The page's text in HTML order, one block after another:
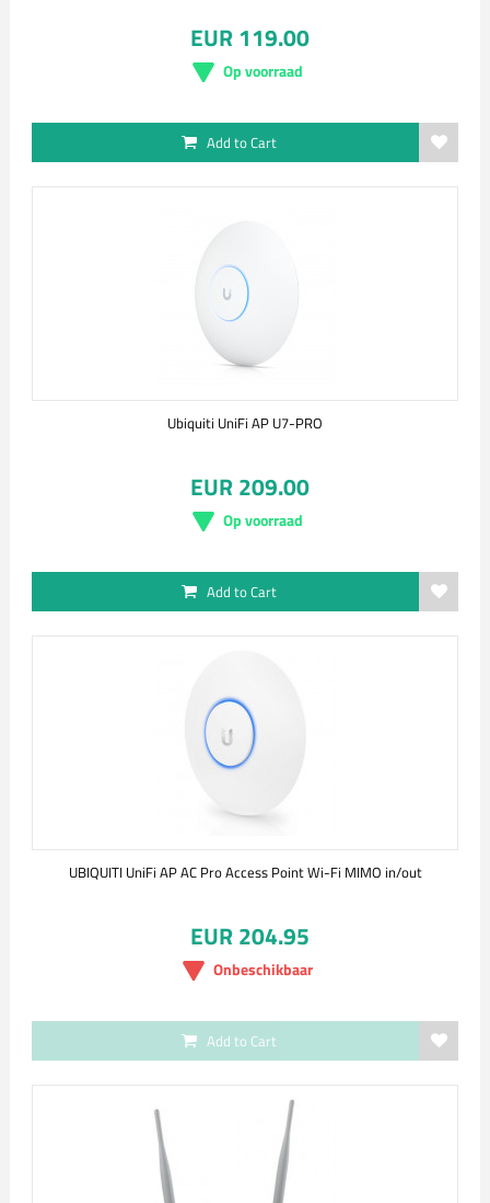
EUR 119.00
Op voorraad
Add to Cart
Ubiquiti UniFi AP U7-PRO
EUR 209.00
Op voorraad
Add to Cart
UBIQUITI UniFi AP AC Pro Access Point Wi-Fi MIMO in/out
EUR 204.95
Onbeschikbaar
Add to Cart